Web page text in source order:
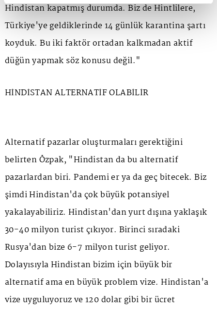
Hindistan kapatmış durumda. Biz de Hintlilere,
Türkiye'ye geldiklerinde 14 günlük karantina şartı
koyduk. Bu iki faktör ortadan kalkmadan aktif
düğün yapmak söz konusu değil."
HİNDİSTAN ALTERNATİF OLABİLİR
Alternatif pazarlar oluşturmaları gerektiğini
belirten Özpak, "Hindistan da bu alternatif
pazarlardan biri. Pandemi er ya da geç bitecek. Biz
şimdi Hindistan'da çok büyük potansiyel
yakalayabiliriz. Hindistan'dan yurt dışına yaklaşık
30-40 milyon turist çıkıyor. Birinci sıradaki
Rusya'dan bize 6-7 milyon turist geliyor.
Dolayısıyla Hindistan bizim için büyük bir
alternatif ama en büyük problem vize. Hindistan'a
vize uyguluyoruz ve 120 dolar gibi bir ücret